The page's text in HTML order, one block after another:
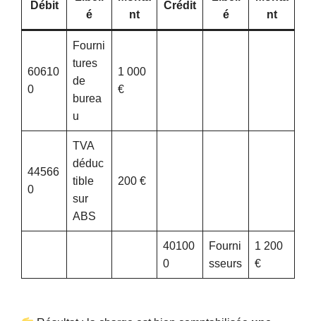
Débit
é
nt
Crédit
é
nt
60610
0
Fourni
tures
de
burea
u
1 000
€
44566
0
TVA
déduc
tible
sur
ABS
200 €
40100
0
Fourni
sseurs
1 200
€